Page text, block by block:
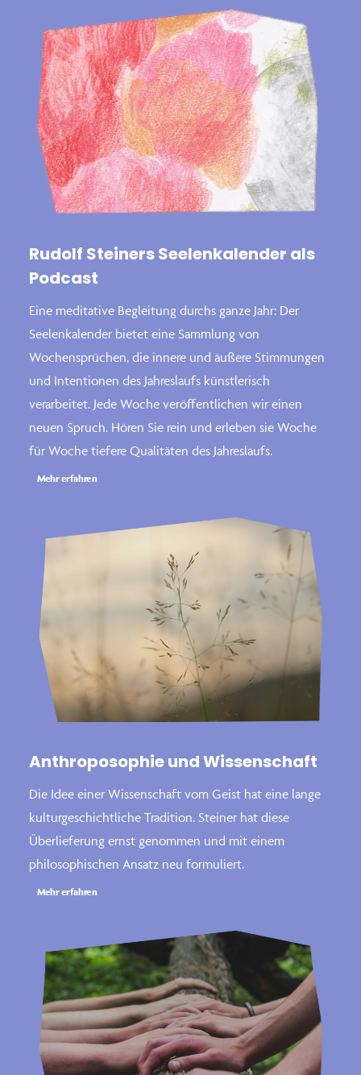
Rudolf Steiners Seelenkalender als
Podcast
Eine meditative Begleitung durchs ganze Jahr: Der
Seelenkalender bietet eine Sammlung von
Wochensprüchen, die innere und äußere Stimmungen
und Intentionen des Jahreslaufs künstlerisch
verarbeitet. Jede Woche veröffentlichen wir einen
neuen Spruch. Hören Sie rein und erleben sie Woche
für Woche tiefere Qualitäten des Jahreslaufs.
Mehr erfahren
Anthroposophie und Wissenschaft
Die Idee einer Wissenschaft vom Geist hat eine lange
kulturgeschichtliche Tradition. Steiner hat diese
Überlieferung ernst genommen und mit einem
philosophischen Ansatz neu formuliert.
Mehr erfahren